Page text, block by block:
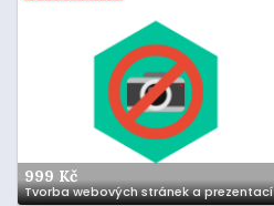
999 Kč
Tvorba webových stránek a prezentací